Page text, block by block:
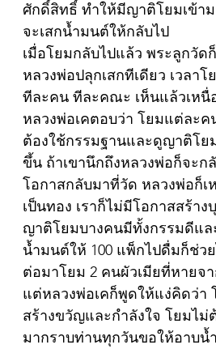
ศักดิ์สิทธิ์ ทำให้มีญาติโยมเข้า
จะเสกน้ำมนต์ให้กลับไป
เมื่อโยมกลับไปแล้ว พระลูกวัด
หลวงพ่อปลุกเสกทีเดียว เวลา
ทีละคน ทีละคณะ เห็นแล้วเห
หลวงพ่อเคตอบว่า โยมแต่ละ
ต้องใช้กรรมฐานและดูญาติโ
ขึ้น ถ้าเขานึกถึงหลวงพ่อก็จะ
โอกาสกลับมาที่วัด หลวงพ่อก็
เป็นทอง เราก็ไม่มีโอกาสสร้า
ญาติโยมบางคนมีทั้งกรรมดีแล
น้ำมนต์ให้ 100 แพ็กไปดื่มก็ช่ว
ต่อมาโยม 2 คนผัวเมียที่หายจ
แต่หลวงพ่อเคก็พูดให้แง่คิดว่า
สร้างขวัญและกำลังใจ โยมไม่
มากราบท่านทุกวันขอให้อาบน้